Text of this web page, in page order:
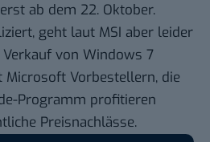
ab dem 22. Oktober.
geht laut MSI aber leider
von Windows 7
Microsoft Vorbestellern, die
Programm profitieren
Preisnachlässe.